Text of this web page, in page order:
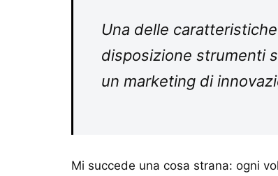
Una delle
disposizione strumenti
un marketing di
Mi succede una cosa strana: ogni